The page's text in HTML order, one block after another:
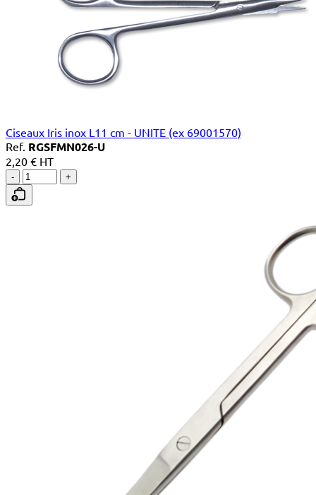
Ciseaux Iris inox L11 cm - UNITE (ex 69001570)
Ref. RGSFMN026-U
2,20 € HT
- +